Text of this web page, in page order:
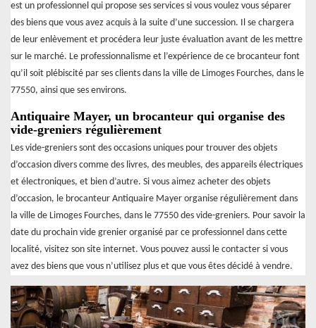
est un professionnel qui propose ses services si vous voulez vous séparer
des biens que vous avez acquis à la suite d’une succession. Il se chargera
de leur enlèvement et procédera leur juste évaluation avant de les mettre
sur le marché. Le professionnalisme et l’expérience de ce brocanteur font
qu’il soit plébiscité par ses clients dans la ville de Limoges Fourches, dans le
77550, ainsi que ses environs.
Antiquaire Mayer, un brocanteur qui organise des
vide-greniers régulièrement
Les vide-greniers sont des occasions uniques pour trouver des objets
d’occasion divers comme des livres, des meubles, des appareils électriques
et électroniques, et bien d’autre. Si vous aimez acheter des objets
d’occasion, le brocanteur Antiquaire Mayer organise régulièrement dans
la ville de Limoges Fourches, dans le 77550 des vide-greniers. Pour savoir la
date du prochain vide grenier organisé par ce professionnel dans cette
localité, visitez son site internet. Vous pouvez aussi le contacter si vous
avez des biens que vous n’utilisez plus et que vous êtes décidé à vendre.